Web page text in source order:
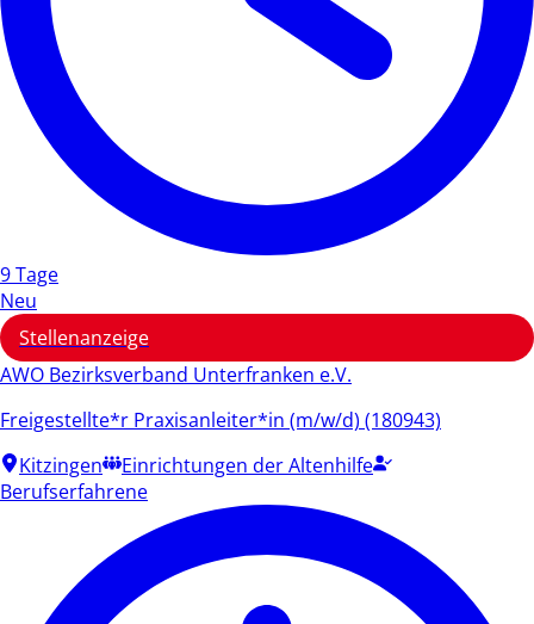
9 Tage
Neu
Stellenanzeige
AWO Bezirksverband Unterfranken e.V.
Freigestellte*r Praxisanleiter*in (m/w/d) (180943)
Kitzingen
Einrichtungen der Altenhilfe
Berufserfahrene